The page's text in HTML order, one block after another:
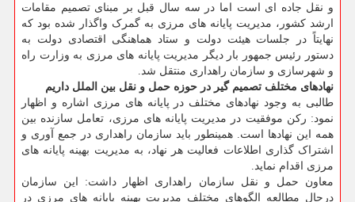
و نقل جاده ای است اما در سه سال قبل بر مبنای تصمیم مقامات
ارشد کشور، مدیریت پایانه های مرزی به گمرک واگذار شده بود که
نهایتاً در جلسات هیئت دولت و ستاد هماهنگی اقتصادی دولت به
دستور رئیس جمهور بار دیگر مدیریت پایانه های مرزی به وزارت راه
و شهرسازی و سازمان راهداری منتقل شد.
نهادهای مختلف تصمیم گیر در حوزه حمل و نقل بین الملل داریم
طالبی به وجود نهادهای مختلف در پایانه های مرزی اشاره و اظهار
نمود: رکن موفقیت در مدیریت پایانه های مرزی، تعامل سازنده بین
همه این نهادها است. همینطور باید سازمان راهداری در جمع آوری و
اشتراک گذاری اطلاعات فعالیت هر نهاد، به مدیریت بهینه پایانه های
مرزی اقدام نماید.
معاون حمل و نقل سازمان راهداری اظهار داشت: این سازمان
درحال مطالعه الگوهای مختلف مدیریت بهینه پایانه های مرزی در